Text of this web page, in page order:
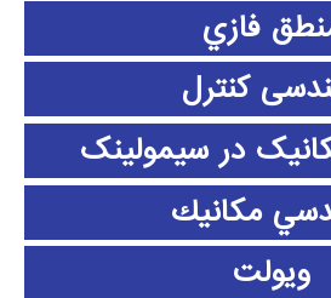
فازي
کنترل
در سیمولینک
مكانيك
ویولت